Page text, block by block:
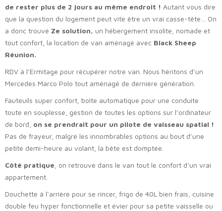
de rester plus de 2 jours au même endroit ! Autant vous dire
que la question du logement peut vite être un vrai casse-tête… On
a donc trouvé Ze solution, un hébergement insolite, nomade et
tout confort, la location de van aménagé avec Black Sheep
Réunion.
RDV à l’Ermitage pour récupérer notre van. Nous héritons d’un
Mercedes Marco Polo tout aménagé de dernière génération.
Fauteuils super confort, boîte automatique pour une conduite
toute en souplesse, gestion de toutes les options sur l’ordinateur
de bord, on se prendrait pour un pilote de vaisseau spatial !
Pas de frayeur, malgré les innombrables options au bout d’une
petite demi-heure au volant, la bête est domptée.
Côté pratique , on retrouve dans le van tout le confort d’un vrai
appartement.
Douchette à l’arrière pour se rincer, frigo de 40L bien frais, cuisine
double feu hyper fonctionnelle et évier pour sa petite vaisselle ou